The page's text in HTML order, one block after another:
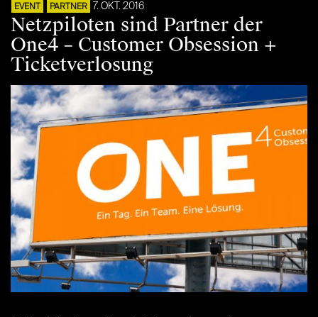
EVENT PARTNER 7. OKT. 2016
Netzpiloten sind Partner der
One4 – Customer Obsession +
Ticketverlosung